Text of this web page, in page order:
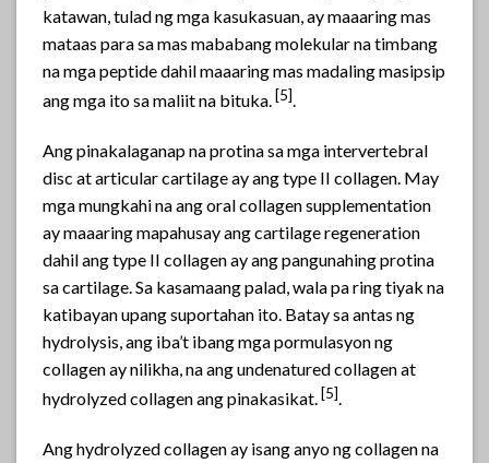
katawan, tulad ng mga kasukasuan, ay maaaring mas
mataas para sa mas mababang molekular na timbang
na mga peptide dahil maaaring mas madaling masipsip
ang mga ito sa maliit na bituka. [5].
Ang pinakalaganap na protina sa mga intervertebral
disc at articular cartilage ay ang type II collagen. May
mga mungkahi na ang oral collagen supplementation
ay maaaring mapahusay ang cartilage regeneration
dahil ang type II collagen ay ang pangunahing protina
sa cartilage. Sa kasamaang palad, wala pa ring tiyak na
katibayan upang suportahan ito. Batay sa antas ng
hydrolysis, ang iba’t ibang mga pormulasyon ng
collagen ay nilikha, na ang undenatured collagen at
hydrolyzed collagen ang pinakasikat. [5].
Ang hydrolyzed collagen ay isang anyo ng collagen na